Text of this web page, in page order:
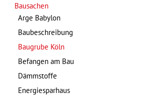
Bausachen
Arge Babylon
Baubeschreibung
Baugrube Köln
Befangen am Bau
Dämmstoffe
Energiesparhaus